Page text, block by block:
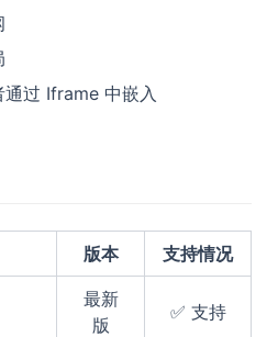
过 Iframe 中嵌入
版本 支持情况
最新
版
✅ 支持